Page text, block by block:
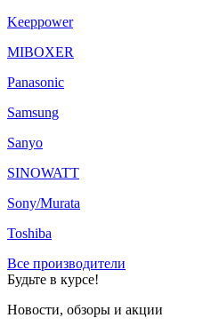
Keeppower
MIBOXER
Panasonic
Samsung
Sanyo
SINOWATT
Sony/Murata
Toshiba
Все производители
Будьте в курсе!
Новости, обзоры и акции